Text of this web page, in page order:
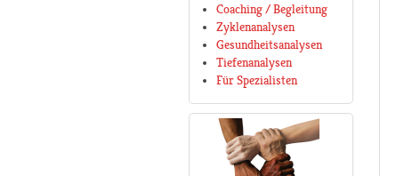
Coaching / Begleitung
Zyklenanalysen
Gesundheitsanalysen
Tiefenanalysen
Für Spezialisten